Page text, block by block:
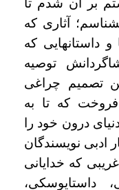
بر آن شدم تا
آثاری که
و داستانهایی که
توصیه
تصمیم چراغی
که تا به
درون خود را
ادبی نویسندگان
که خدایانی